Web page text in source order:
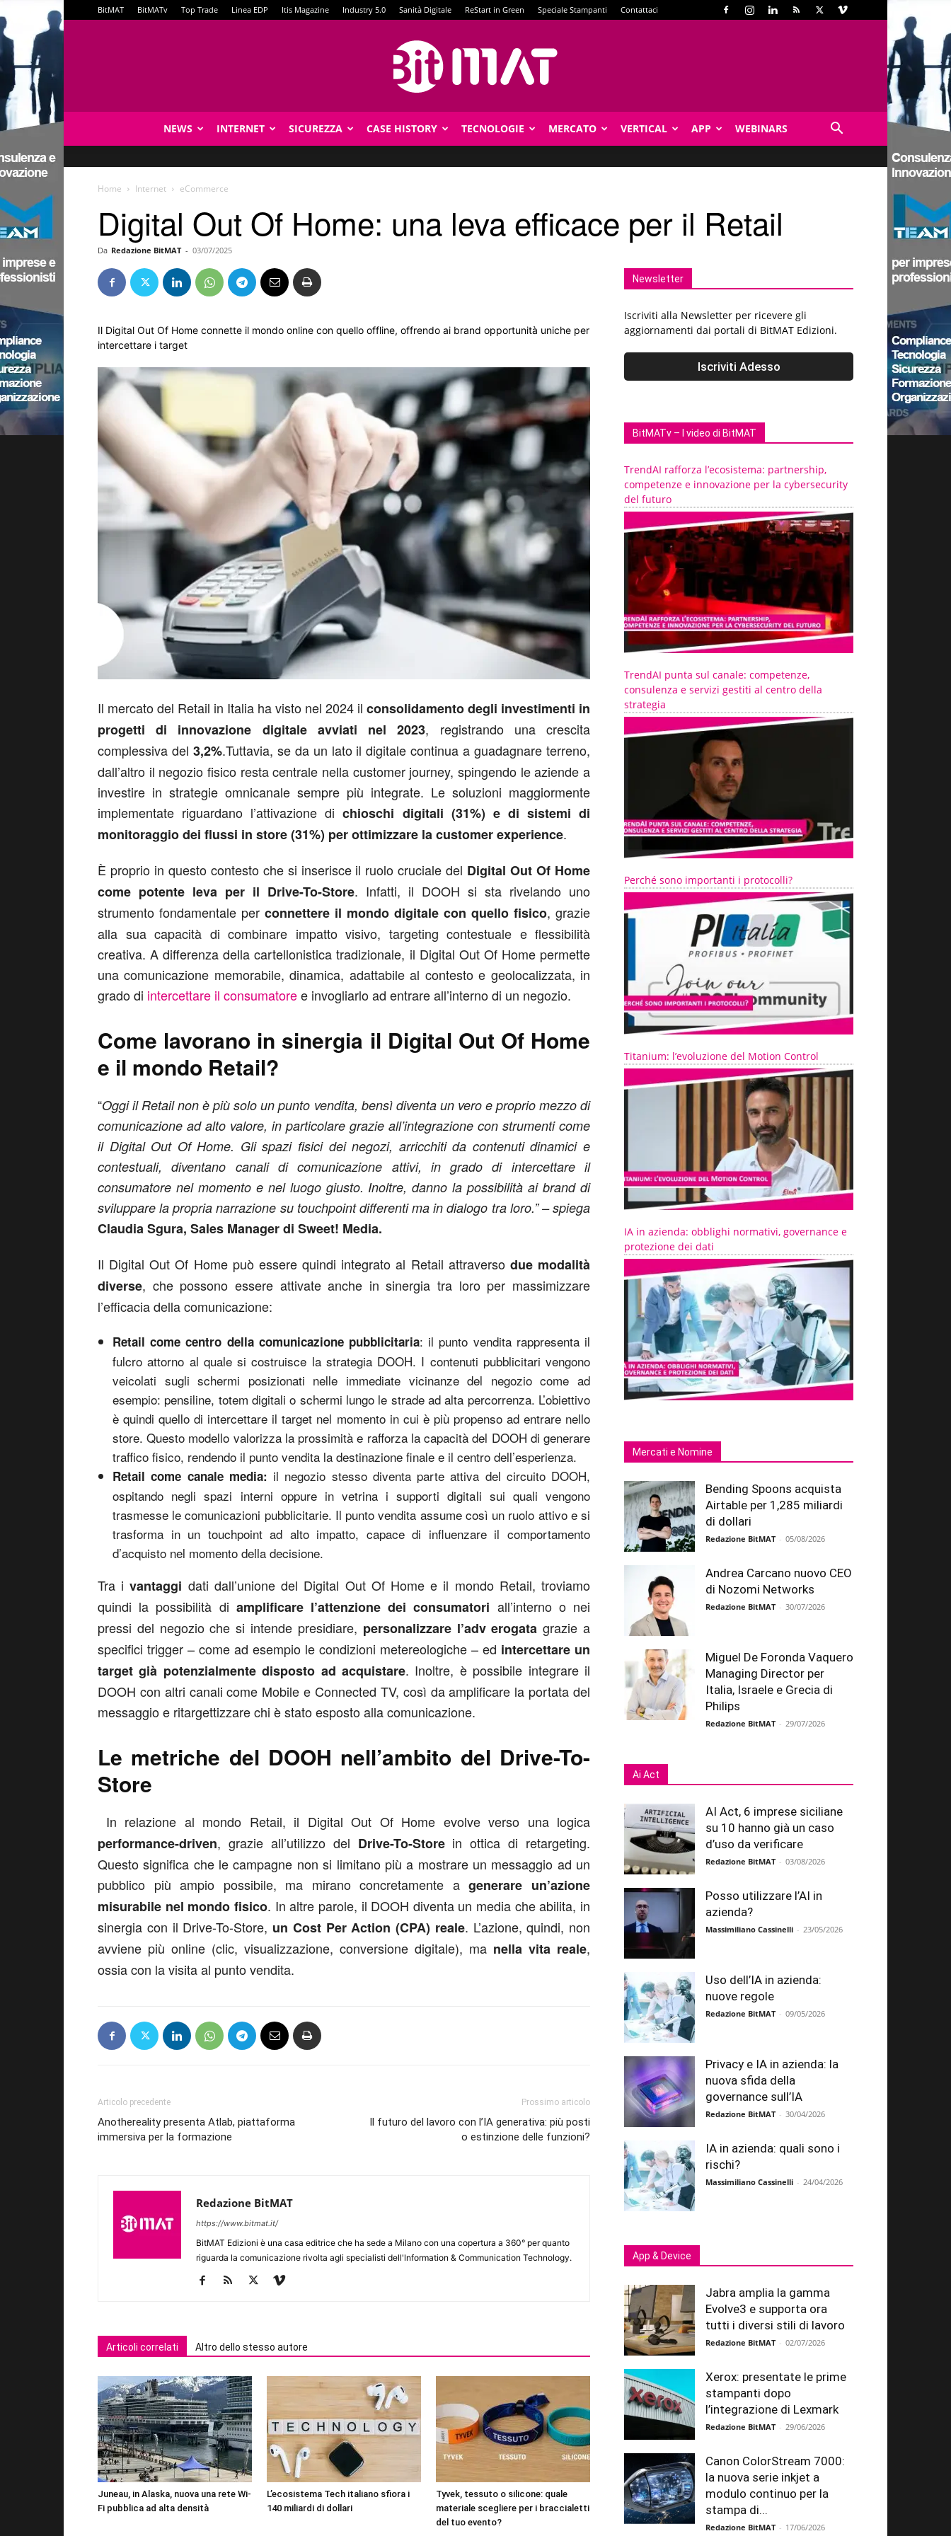
BitMAT BitMATv Top Trade Linea EDP Itis Magazine Industry 5.0 Sanità Digitale ReStart in Green Speciale Stampanti Contattaci
NEWS INTERNET SICUREZZA CASE HISTORY TECNOLOGIE MERCATO VERTICAL APP WEBINARS
Home Internet eCommerce
Digital Out Of Home: una leva efficace per il Retail
Da Redazione BitMAT - 03/07/2025
Il Digital Out Of Home connette il mondo online con quello offline, offrendo ai brand opportunità uniche per
intercettare i target
Il mercato del Retail in Italia ha visto nel 2024 il consolidamento degli investimenti in
progetti di innovazione digitale avviati nel 2023, registrando una crescita
complessiva del 3,2%.Tuttavia, se da un lato il digitale continua a guadagnare terreno,
dall’altro il negozio fisico resta centrale nella customer journey, spingendo le aziende a
investire in strategie omnicanale sempre più integrate. Le soluzioni maggiormente
implementate riguardano l’attivazione dichioschi digitali (31%) e di sistemi di
monitoraggio dei flussi in store (31%) per ottimizzare la customer experience.
È proprio in questo contesto che si inserisce il ruolo cruciale del Digital Out Of Home
come potente leva per il Drive-To-Store. Infatti, il DOOH si sta rivelando uno
strumento fondamentale per connettere il mondo digitale con quello fisico, grazie
alla sua capacità di combinare impatto visivo, targeting contestuale e flessibilità
creativa. A differenza della cartellonistica tradizionale, il Digital Out Of Home permette
una comunicazione memorabile, dinamica, adattabile al contesto e geolocalizzata, in
grado di intercettare il consumatoree invogliarlo ad entrare all’interno di un negozio.
Come lavorano in sinergia il Digital Out Of Home
e il mondo Retail?
“Oggi il Retail non è più solo un punto vendita, bensì diventa un vero e proprio mezzo di
comunicazione ad alto valore, in particolare grazie all’integrazione con strumenti come
il Digital Out Of Home. Gli spazi fisici dei negozi, arricchiti da contenuti dinamici e
contestuali, diventano canali di comunicazione attivi, in grado di intercettare il
consumatore nel momento e nel luogo giusto. Inoltre, danno la possibilità ai brand di
sviluppare la propria narrazione su touchpoint differenti ma in dialogo tra loro.” – spiega
Claudia Sgura, Sales Manager di Sweet! Media.
Il Digital Out Of Home può essere quindi integrato al Retail attraverso due modalità
diverse, che possono essere attivate anche in sinergia tra loro per massimizzare
l’efficacia della comunicazione:
Retail come centro della comunicazione pubblicitaria: il punto vendita rappresenta il
fulcro attorno al quale si costruisce la strategia DOOH. I contenuti pubblicitari vengono
veicolati sugli schermi posizionati nelle immediate vicinanze del negozio come ad
esempio: pensiline, totem digitali o schermi lungo le strade ad alta percorrenza. L’obiettivo
è quindi quello di intercettare il target nel momento in cui è più propenso ad entrare nello
store. Questo modello valorizza la prossimità e rafforza la capacità del DOOH di generare
traffico fisico, rendendo il punto vendita la destinazione finale e il centro dell’esperienza.
Retail come canale media: il negozio stesso diventa parte attiva del circuito DOOH,
ospitando negli spazi interni oppure in vetrina i supporti digitali sui quali vengono
trasmesse le comunicazioni pubblicitarie. Il punto vendita assume così un ruolo attivo e si
trasforma in un touchpoint ad alto impatto, capace di influenzare il comportamento
d’acquisto nel momento della decisione.
Tra ivantaggi dati dall’unione del Digital Out Of Home e il mondo Retail, troviamo
quindi la possibilità di amplificare l’attenzione dei consumatori all’interno o nei
pressi del negozio che si intende presidiare, personalizzare l’adv erogata grazie a
specifici trigger – come ad esempio le condizioni metereologiche – ed intercettare un
target già potenzialmente disposto ad acquistare. Inoltre, è possibile integrare il
DOOH con altri canali come Mobile e Connected TV, così da amplificare la portata del
messaggio e ritargettizzare chi è stato esposto alla comunicazione.
Le metriche del DOOH nell’ambito del Drive-To-
Store
In relazione al mondo Retail, il Digital Out Of Home evolve verso una logica
performance-driven, grazie all’utilizzo del Drive-To-Store in ottica di retargeting.
Questo significa che le campagne non si limitano più a mostrare un messaggio ad un
pubblico più ampio possibile, ma mirano concretamente agenerare un’azione
misurabile nel mondo fisico. In altre parole, il DOOH diventa un media che abilita, in
sinergia con il Drive-To-Store, un Cost Per Action (CPA) reale. L’azione, quindi, non
avviene più online (clic, visualizzazione, conversione digitale), ma nella vita reale,
ossia con la visita al punto vendita.
Articolo precedente
Anothereality presenta Atlab, piattaforma
immersiva per la formazione
Prossimo articolo
Il futuro del lavoro con l’IA generativa: più posti
o estinzione delle funzioni?
Redazione BitMAT
https://www.bitmat.it/
BitMAT Edizioni è una casa editrice che ha sede a Milano con una copertura a 360° per quanto
riguarda la comunicazione rivolta agli specialisti dell'lnformation & Communication Technology.
Articoli correlati Altro dello stesso autore
Juneau, in Alaska, nuova una rete Wi-
Fi pubblica ad alta densità
L’ecosistema Tech italiano sfiora i
140 miliardi di dollari
Tyvek, tessuto o silicone: quale
materiale scegliere per i braccialetti
del tuo evento?
Newsletter
Iscriviti alla Newsletter per ricevere gli
aggiornamenti dai portali di BitMAT Edizioni.
BitMATv – I video di BitMAT
TrendAI rafforza l’ecosistema: partnership,
competenze e innovazione per la cybersecurity
del futuro
TrendAI punta sul canale: competenze,
consulenza e servizi gestiti al centro della
strategia
Perché sono importanti i protocolli?
Titanium: l’evoluzione del Motion Control
IA in azienda: obblighi normativi, governance e
protezione dei dati
Mercati e Nomine
Bending Spoons acquista
Airtable per 1,285 miliardi
di dollari
Redazione BitMAT - 05/08/2026
Andrea Carcano nuovo CEO
di Nozomi Networks
Redazione BitMAT - 30/07/2026
Miguel De Foronda Vaquero
Managing Director per
Italia, Israele e Grecia di
Philips
Redazione BitMAT - 29/07/2026
Ai Act
AI Act, 6 imprese siciliane
su 10 hanno già un caso
d’uso da verificare
Redazione BitMAT - 03/08/2026
Posso utilizzare l’AI in
azienda?
Massimiliano Cassinelli - 23/05/2026
Uso dell’IA in azienda:
nuove regole
Redazione BitMAT - 09/05/2026
Privacy e IA in azienda: la
nuova sfida della
governance sull’IA
Redazione BitMAT - 30/04/2026
IA in azienda: quali sono i
rischi?
Massimiliano Cassinelli - 24/04/2026
App & Device
Jabra amplia la gamma
Evolve3 e supporta ora
tutti i diversi stili di lavoro
Redazione BitMAT - 02/07/2026
Xerox: presentate le prime
stampanti dopo
l’integrazione di Lexmark
Redazione BitMAT - 29/06/2026
Canon ColorStream 7000:
la nuova serie inkjet a
modulo continuo per la
stampa di...
Redazione BitMAT - 17/06/2026